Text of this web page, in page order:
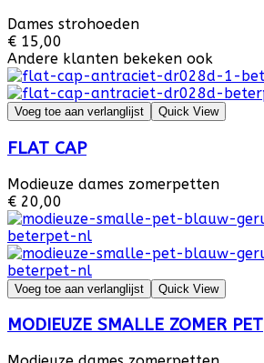
Dames strohoeden
€ 15,00
Andere klanten bekeken ook
Voeg toe aan verlanglijst Quick View
FLAT CAP
Modieuze dames zomerpetten
€ 20,00
Voeg toe aan verlanglijst Quick View
MODIEUZE SMALLE ZOMER PET